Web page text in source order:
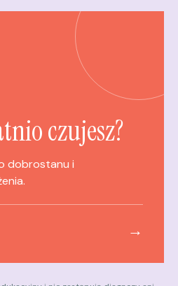
czujesz?
dobrostanu i
→